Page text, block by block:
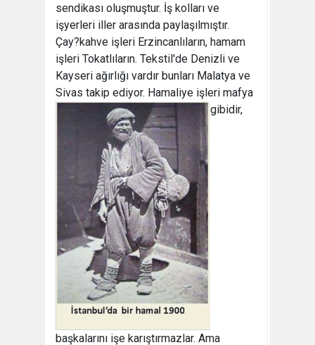
sendikası oluşmuştur. İş kolları ve
işyerleri iller arasında paylaşılmıştır.
Çay?kahve işleri Erzincanlıların, hamam
işleri Tokatlıların. Tekstil'de Denizli ve
Kayseri ağırlığı vardır bunları Malatya ve
Sivas takip ediyor. Hamaliye işleri mafya
gibidir,
başkalarını işe karıştırmazlar. Ama